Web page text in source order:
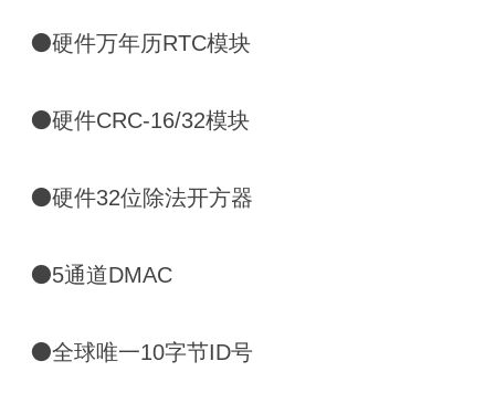
⚫硬件万年历RTC模块
⚫硬件CRC-16/32模块
⚫硬件32位除法开方器
⚫5通道DMAC
⚫全球唯一10字节ID号